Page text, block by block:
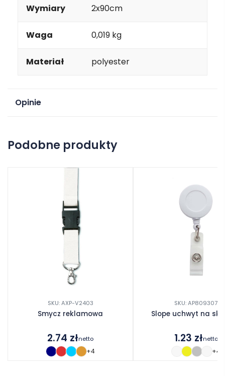
Wymiary 2x90cm
Waga 0,019 kg
Materiał polyester
Opinie
Podobne produkty
SKU: AXP-V2403
Smycz reklamowa
2.74 złnetto
+4
SKU: AP809307
Slope uchwyt na ski
1.23 złnetto
+4